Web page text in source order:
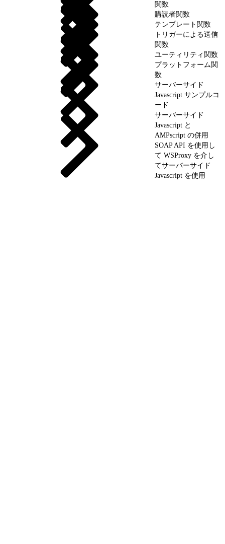
関数
購読者関数
テンプレート関数
トリガーによる送信
関数
ユーティリティ関数
プラットフォーム関
数
サーバーサイド
Javascript サンプルコ
ード
サーバーサイド
Javascript と
AMPscript の併用
SOAP API を使用し
て WSProxy を介し
てサーバーサイド
Javascript を使用